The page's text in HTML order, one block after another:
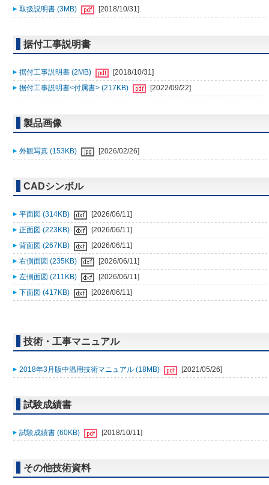
取扱説明書 (3MB) [2018/10/31]
据付工事説明書
据付工事説明書 (2MB)
[2018/10/31]
据付工事説明書<付属書> (217KB)
[2022/09/22]
製品画像
外観写真 (153KB) [2026/02/26]
CADシンボル
平面図 (314KB)
[2026/06/11]
正面図 (223KB)
[2026/06/11]
背面図 (267KB)
[2026/06/11]
右側面図 (235KB)
[2026/06/11]
左側面図 (211KB)
[2026/06/11]
下面図 (417KB)
[2026/06/11]
技術・工事マニュアル
2018年3月版中温用技術マニュアル (18MB) [2021/05/26]
試験成績書
試験成績書 (60KB) [2018/10/11]
その他技術資料